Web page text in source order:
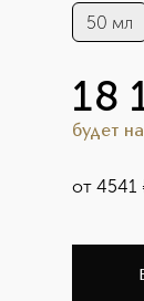
50 мл
18
будет
от4541